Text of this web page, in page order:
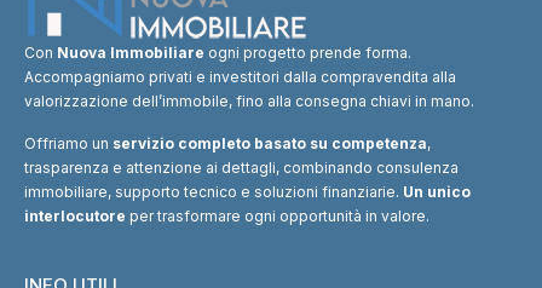
Con Nuova Immobiliare ogni progetto prende forma.
Accompagniamo privati e investitori dalla compravendita alla
valorizzazione dell’immobile, fino alla consegna chiavi in mano.
Offriamo un servizio completo basato su competenza,
trasparenza e attenzione ai dettagli, combinando consulenza
immobiliare, supporto tecnico e soluzioni finanziarie. Un unico
interlocutore per trasformare ogni opportunità in valore.